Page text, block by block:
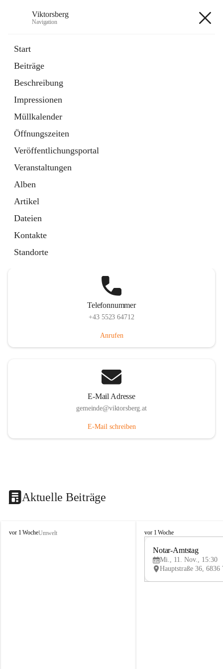
Viktorsberg
Navigation
Start
Beiträge
Beschreibung
Impressionen
Müllkalender
Öffnungszeiten
Veröffentlichungsportal
Veranstaltungen
Alben
Artikel
Dateien
Kontakte
Standorte
1 Schnellzugriff
Bürgerservice
10 Schnellzugriffe
Telefonnummer
+43 5523 64712
Anrufen
E-Mail Adresse
gemeinde@viktorsberg.at
E-Mail schreiben
Aktuelle Beiträge
V
vor 1 WocheUmwelt
V
vor 1 Woche
Notar-Amtstag
Mi., 11. Nov., 15:30